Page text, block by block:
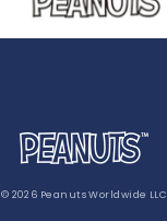
© 2026 Peanuts Worldwide LLC